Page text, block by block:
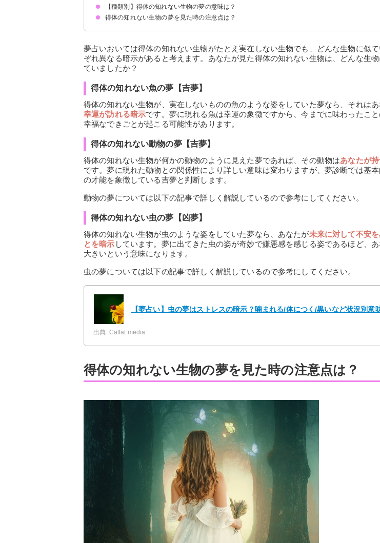
得体の知れない生物に襲われる夢【警告夢】
得体の知れない生物から逃げる夢【警告夢】
得体の知れない生物を飼う夢【吉夢・凶夢】
得体の知れない生物と戦う夢【吉夢】
得体の知れない生物になる夢【凶夢】
得体の知れない生物に遭遇する夢【吉夢・凶夢】
得体の知れない生物を捕獲する夢【吉夢】
【種類別】得体の知れない生物の夢の意味は？
得体の知れない魚の夢【吉夢】
得体の知れない動物の夢【吉夢】
得体の知れない虫の夢【凶夢】
得体の知れない生物の夢を見た時の注意点は？
夢占いおいては得体の知れない生物がたとえ実在しない生物でも、どんな生物に似
ぞれ異なる暗示があると考えます。あなたが見た得体の知れない生物は、どんな生
ていましたか？
得体の知れない魚の夢【吉夢】
得体の知れない生物が、実在しないものの魚のような姿をしていた夢なら、それはあ
幸運が訪れる暗示です。夢に現れる魚は幸運の象徴ですから、今までに味わったこ
幸福なできごとが起こる可能性があります。
得体の知れない動物の夢【吉夢】
得体の知れない生物が何かの動物のように見えた夢であれば、その動物はあなたが
です。夢に現れた動物との関係性により詳しい意味は変わりますが、夢診断では基
の才能を象徴している吉夢と判断します。
動物の夢については以下の記事で詳しく解説しているので参考にしてください。
得体の知れない虫の夢【凶夢】
得体の知れない生物が虫のような姿をしていた夢なら、あなたが未来に対して不安
とを暗示 しています。夢に出てきた虫の姿が奇妙で嫌悪感を感じる姿であるほど、
大きいという意味になります。
虫の夢については以下の記事で詳しく解説しているので参考にしてください。
【夢占い】虫の夢はストレスの暗示？噛まれる/体につく/黒いなど状況別意
出典: Callat media
得体の知れない生物の夢を見た時の注意点は？